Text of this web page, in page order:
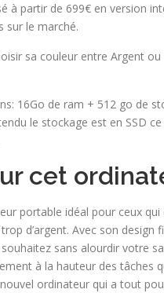
à partir de 699€ en version
sur le marché.
sa couleur entre Argent
16Go de ram + 512 go de
le stockage est en SSD
cet
portable idéal pour ceux
d’argent. Avec son
sans alourdir votre
à la hauteur des tâches
ordinateur qui a tout